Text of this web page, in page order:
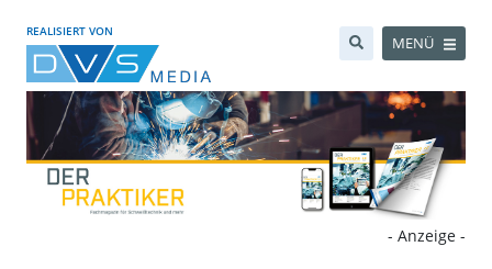
REALISIERT VON
MENÜ
- Anzeige -